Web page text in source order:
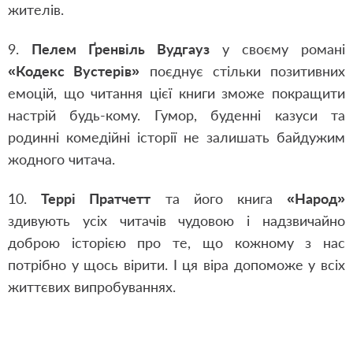
жителів.
9. Пелем Ґренвіль Вудгауз у своєму романі
«Кодекс Вустерів» поєднує стільки позитивних
емоцій, що читання цієї книги зможе покращити
настрій будь-кому. Гумор, буденні казуси та
родинні комедійні історії не залишать байдужим
жодного читача.
10.Террі Пратчетт та його книга«Народ»
здивують усіх читачів чудовою і надзвичайно
доброю історією про те, що кожному з нас
потрібно у щось вірити. І ця віра допоможе у всіх
життєвих випробуваннях.